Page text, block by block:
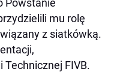
Powstanie
mu rolę
z siatkówką.
FIVB.